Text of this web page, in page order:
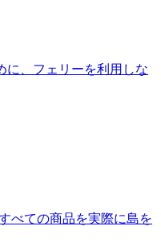
に、フェリーを利用しな
べての商品を実際に島を